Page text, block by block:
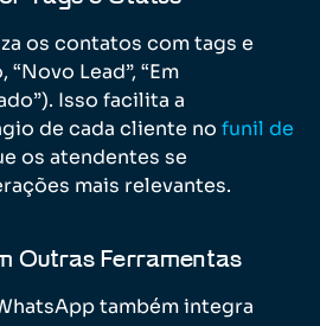
os contatos com tags e
Lead”, “Em
Isso facilita a
de cada cliente no funil de
os atendentes se
mais relevantes.
Outras Ferramentas
também integra